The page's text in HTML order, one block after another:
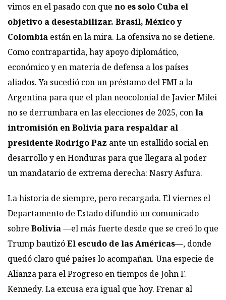
vimos en el pasado con que no es solo Cuba el
objetivo a desestabilizar. Brasil, México y
Colombia están en la mira. La ofensiva no se detiene.
Como contrapartida, hay apoyo diplomático,
económico y en materia de defensa a los países
aliados. Ya sucedió con un préstamo del FMI a la
Argentina para que el plan neocolonial de Javier Milei
no se derrumbara en las elecciones de 2025, conla
intromisión en Bolivia para respaldar al
presidente Rodrigo Paz ante un estallido social en
desarrollo y en Honduras para que llegara al poder
un mandatario de extrema derecha: Nasry Asfura.
La historia de siempre, pero recargada. El viernes el
Departamento de Estado difundió un comunicado
sobre Bolivia—el más fuerte desde que se creó lo que
Trump bautizóEl escudo de las Américas—, donde
quedó claro qué países lo acompañan. Una especie de
Alianza para el Progreso en tiempos de John F.
Kennedy. La excusa era igual que hoy. Frenar al